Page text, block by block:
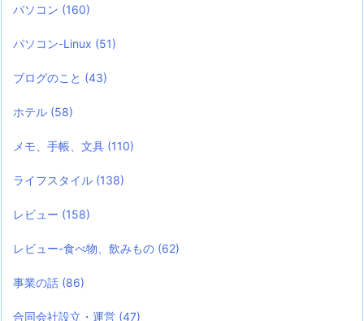
パソコン (160)
パソコン-Linux (51)
ブログのこと (43)
ホテル (58)
メモ、手帳、文具 (110)
ライフスタイル (138)
レビュー (158)
レビュー-食べ物、飲みもの (62)
事業の話 (86)
合同会社設立・運営 (47)